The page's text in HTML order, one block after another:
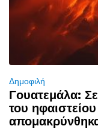
Δημοφιλή
Γουατεμάλα:
του